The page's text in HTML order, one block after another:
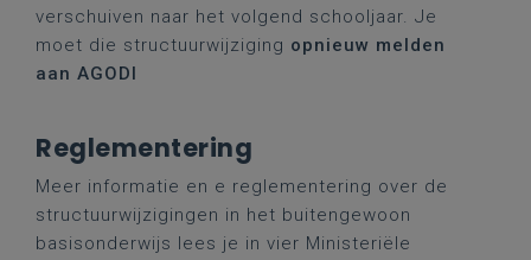
verschuiven naar het volgend schooljaar. Je
moet die structuurwijziging opnieuw melden
aan AGODI
Reglementering
Meer informatie en e reglementering over de
structuurwijzigingen in het buitengewoon
basisonderwijs lees je in vier Ministeriële